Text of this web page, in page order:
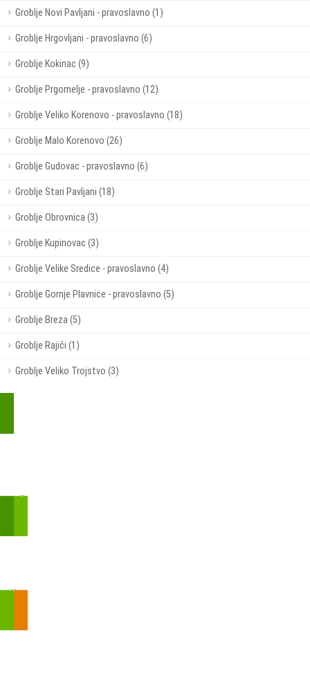
Groblje Novi Pavljani - pravoslavno (1)
Groblje Hrgovljani - pravoslavno (6)
Groblje Kokinac (9)
Groblje Prgomelje - pravoslavno (12)
Groblje Veliko Korenovo - pravoslavno (18)
Groblje Malo Korenovo (26)
Groblje Gudovac - pravoslavno (6)
Groblje Stari Pavljani (18)
Groblje Obrovnica (3)
Groblje Kupinovac (3)
Groblje Velike Sredice - pravoslavno (4)
Groblje Gornje Plavnice - pravoslavno (5)
Groblje Breza (5)
Groblje Rajići (1)
Groblje Veliko Trojstvo (3)